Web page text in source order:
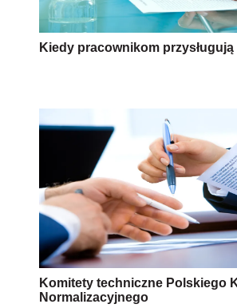
Kiedy pracownikom
Komitety techniczne Polskiego
Normalizacyjnego